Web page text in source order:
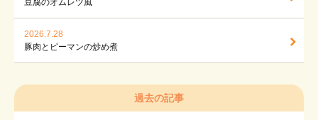
豆腐のオムレツ風
2026.7.28
豚肉とピーマンの炒め煮
過去の記事